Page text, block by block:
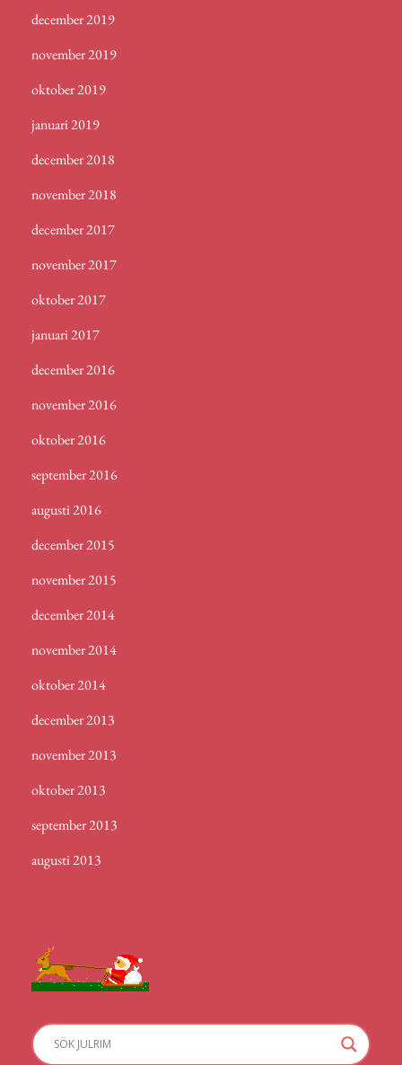
december 2019
november 2019
oktober 2019
januari 2019
december 2018
november 2018
december 2017
november 2017
oktober 2017
januari 2017
december 2016
november 2016
oktober 2016
september 2016
augusti 2016
december 2015
november 2015
december 2014
november 2014
oktober 2014
december 2013
november 2013
oktober 2013
september 2013
augusti 2013